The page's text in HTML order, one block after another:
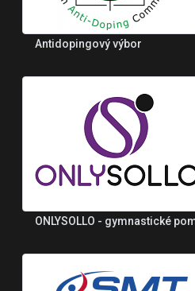
Antidopingový výbor
ONLYSOLLO - gymnastické